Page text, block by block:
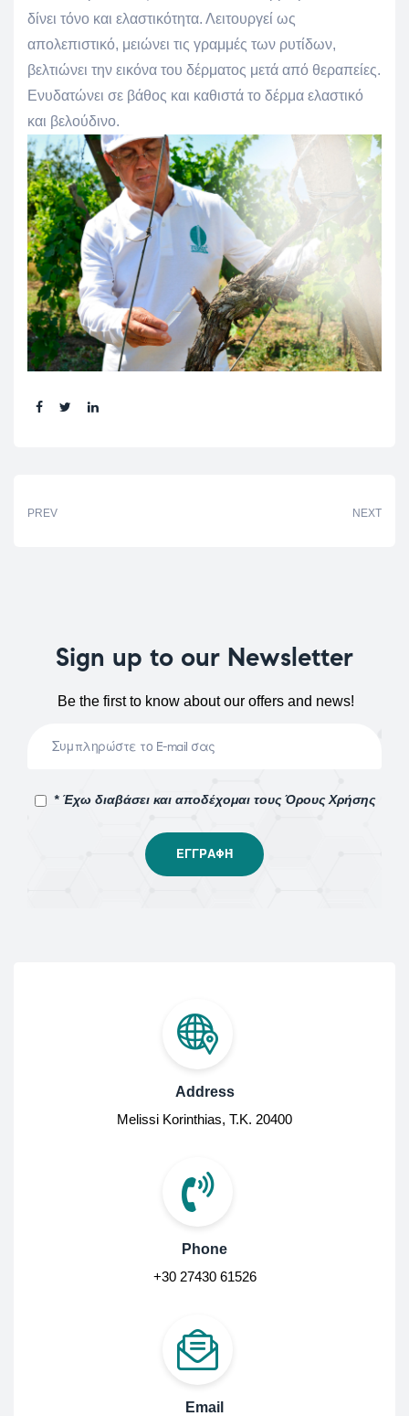
δίνει τόνο και ελαστικότητα. Λειτουργεί ως
απολεπιστικό, μειώνει τις γραμμές των ρυτίδων,
βελτιώνει την εικόνα του δέρματος μετά από θεραπείες.
Ενυδατώνει σε βάθος και καθιστά το δέρμα ελαστικό
και βελούδινο.
PREV NEXT
Sign up to our Newsletter
Be the first to know about our offers and news!
* Έχω διαβάσει και αποδέχομαι τους Όρους Χρήσης
Address
Melissi Korinthias, Τ.Κ. 20400
Phone
+30 27430 61526
Email